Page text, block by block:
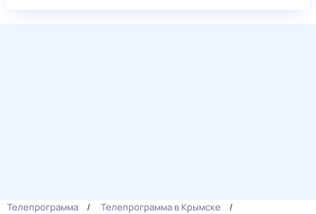
Телепрограмма
Телепрограмма в Крымске